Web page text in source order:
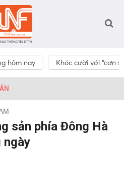
hôm nay Khóc cười với “cơn
sản phía Đông Hà
ngày